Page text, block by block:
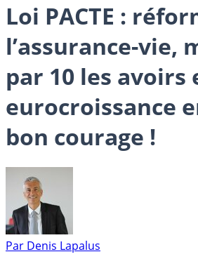
Loi PACTE :
l’assurance-vie,
par 10 les avoirs
eurocroissance
bon courage !
Par Denis Lapalus